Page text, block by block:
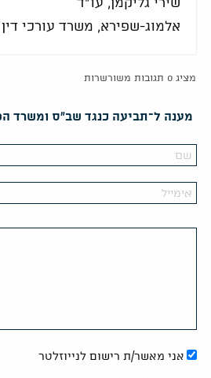
אלמוג-שפירא, משרד עורכי דין
מציג 0 תגובות משורשרות
מענה ל־תביעה כנגד שב"ס ומשרד
אני מאשר/ת רישום לנייוזלטר